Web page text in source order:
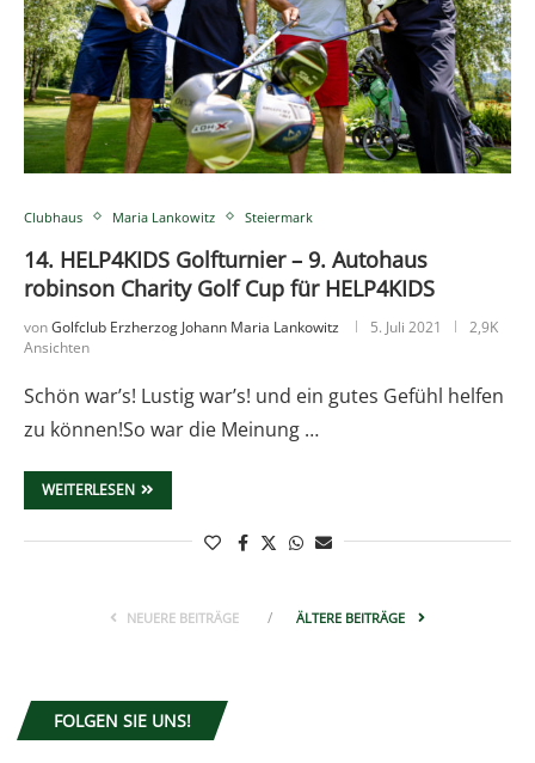
Clubhaus Maria Lankowitz Steiermark
14. HELP4KIDS Golfturnier – 9. Autohaus
robinson Charity Golf Cup für HELP4KIDS
vonGolfclub Erzherzog Johann Maria Lankowitz 5. Juli 2021
2,9K
Ansichten
Schön war’s! Lustig war’s! und ein gutes Gefühl helfen
zu können!So war die Meinung …
WEITERLESEN
NEUERE BEITRÄGE ÄLTERE BEITRÄGE
FOLGEN SIE UNS!